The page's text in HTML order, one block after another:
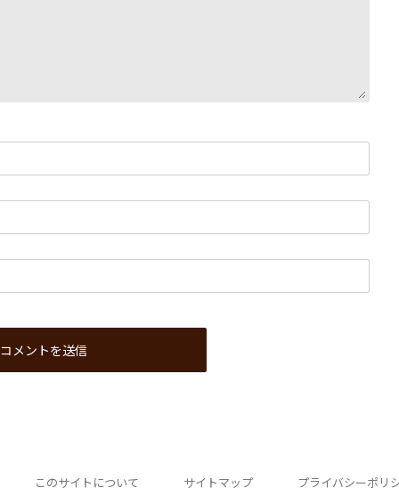
このサイトについて サイトマップ プライバシーポリ